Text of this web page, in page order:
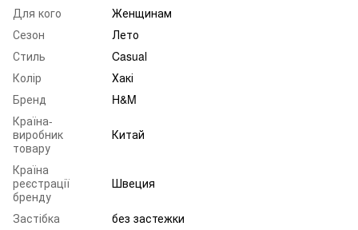
Для кого
Женщинам
Сезон
Лето
Стиль
Casual
Колір
Хакі
Бренд
H&M
Країна-
виробник
товару
Китай
Країна
реєстрації
бренду
Швеция
Застібка
без застежки